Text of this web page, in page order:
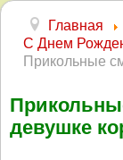
Главная
С Днем
Прикольные
девушке